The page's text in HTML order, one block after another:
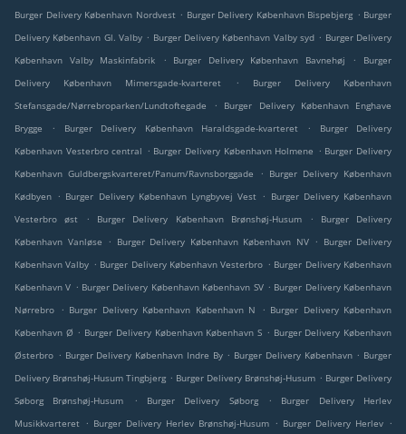
Burger Delivery København Nordvest . Burger Delivery København Bispebjerg . Burger
Delivery København Gl. Valby . Burger Delivery København Valby syd . Burger Delivery
København Valby Maskinfabrik
. Burger Delivery København Bavnehøj .
Burger
Delivery København Mimersgade-kvarteret
.
Burger Delivery København
Stefansgade/Nørrebroparken/Lundtoftegade
.
Burger Delivery København Enghave
Brygge
. Burger Delivery København Haraldsgade-kvarteret .
Burger Delivery
København Vesterbro central . Burger Delivery København Holmene . Burger Delivery
København Guldbergskvarteret/Panum/Ravnsborggade
. Burger Delivery København
Kødbyen . Burger Delivery København Lyngbyvej Vest . Burger Delivery København
Vesterbro øst
. Burger Delivery København Brønshøj-Husum .
Burger Delivery
København Vanløse
. Burger Delivery København København NV . Burger Delivery
København Valby . Burger Delivery København Vesterbro . Burger Delivery København
København V . Burger Delivery København København SV . Burger Delivery København
Nørrebro
. Burger Delivery København København N . Burger Delivery København
København Ø . Burger Delivery København København S . Burger Delivery København
Østerbro . Burger Delivery København Indre By . Burger Delivery København . Burger
Delivery Brønshøj-Husum Tingbjerg . Burger Delivery Brønshøj-Husum . Burger Delivery
Søborg Brønshøj-Husum
. Burger Delivery Søborg .
Burger Delivery Herlev
Musikkvarteret . Burger Delivery Herlev Brønshøj-Husum . Burger Delivery Herlev .